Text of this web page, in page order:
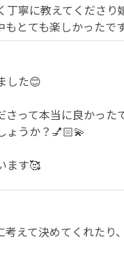
寧に教えてくださり
もとても楽しかったで
した😊
って本当に良かった
ょうか？💅🏻💫
ます🥰
えて決めてくれたり